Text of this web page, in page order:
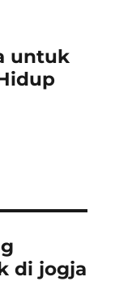
untuk
di jogja